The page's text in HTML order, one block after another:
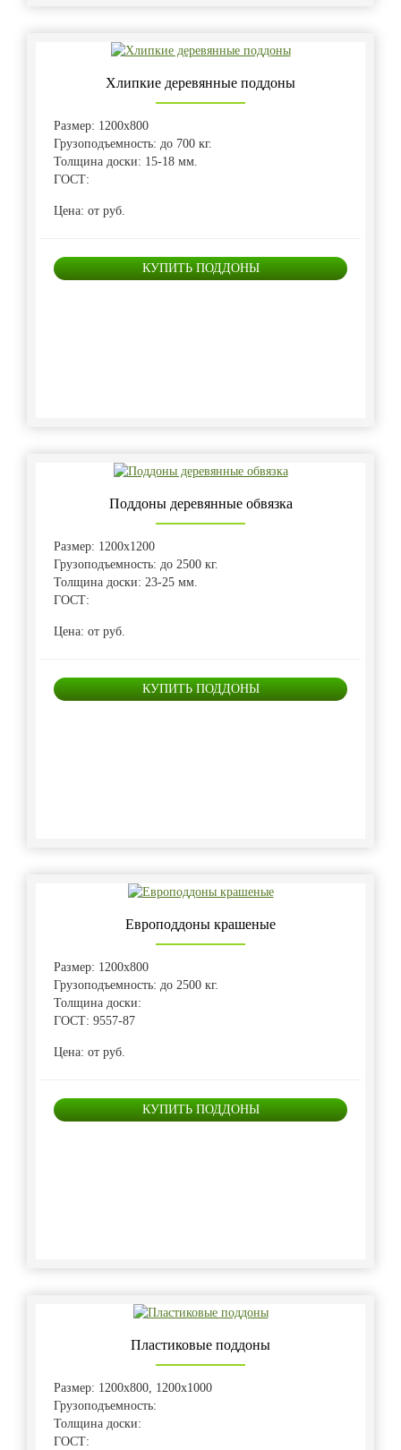
Хлипкие деревянные поддоны
Размер: 1200х800
Грузоподъемность: до 700 кг.
Толщина доски: 15-18 мм.
ГОСТ:
Цена: от руб.
КУПИТЬ ПОДДОНЫ
Поддоны деревянные обвязка
Размер: 1200х1200
Грузоподъемность: до 2500 кг.
Толщина доски: 23-25 мм.
ГОСТ:
Цена: от руб.
КУПИТЬ ПОДДОНЫ
Европоддоны крашеные
Размер: 1200х800
Грузоподъемность: до 2500 кг.
Толщина доски:
ГОСТ: 9557-87
Цена: от руб.
КУПИТЬ ПОДДОНЫ
Пластиковые поддоны
Размер: 1200х800, 1200х1000
Грузоподъемность:
Толщина доски:
ГОСТ: